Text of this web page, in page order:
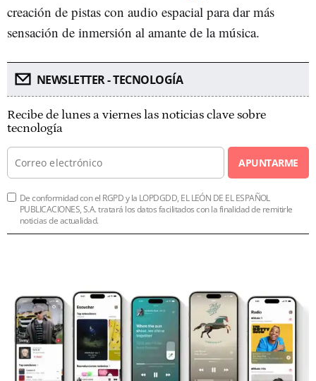
creación de pistas con audio espacial para dar más
sensación de inmersión al amante de la música.
NEWSLETTER - TECNOLOGÍA
Recibe de lunes a viernes las noticias clave sobre
tecnología
APUNTARME
De conformidad con el RGPD y la LOPDGDD, EL LEÓN DE EL ESPAÑOL
PUBLICACIONES, S.A. tratará los datos facilitados con la finalidad de remitirle
noticias de actualidad.